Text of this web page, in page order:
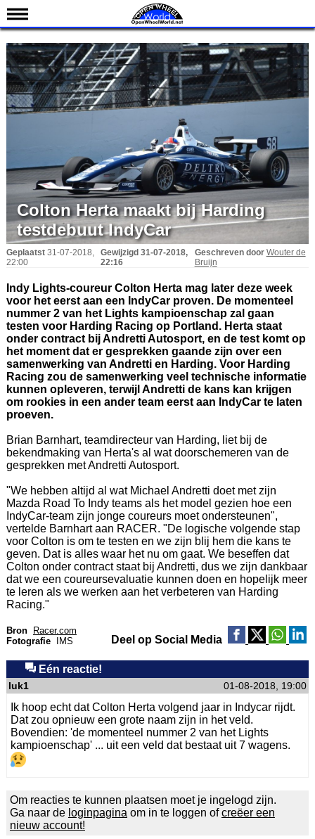
Nieuws
Kalender
Uitslagen
Standen
IndyCar 101
Indy 500
English
Colton Herta maakt bij Harding
testdebuut IndyCar
Geplaatst 31-07-2018,
22:00
Gewijzigd 31-07-2018,
22:16
Geschreven door Wouter de
Bruijn
Indy Lights-coureur Colton Herta mag later deze week
voor het eerst aan een IndyCar proven. De momenteel
nummer 2 van het Lights kampioenschap zal gaan
testen voor Harding Racing op Portland. Herta staat
onder contract bij Andretti Autosport, en de test komt op
het moment dat er gesprekken gaande zijn over een
samenwerking van Andretti en Harding. Voor Harding
Racing zou de samenwerking veel technische informatie
kunnen opleveren, terwijl Andretti de kans kan krijgen
om rookies in een ander team eerst aan IndyCar te laten
proeven.
Brian Barnhart, teamdirecteur van Harding, liet bij de
bekendmaking van Herta's al wat doorschemeren van de
gesprekken met Andretti Autosport.
"We hebben altijd al wat Michael Andretti doet met zijn
Mazda Road To Indy teams als het model gezien hoe een
IndyCar-team zijn jonge coureurs moet ondersteunen",
vertelde Barnhart aan RACER. "De logische volgende stap
voor Colton is om te testen en we zijn blij hem die kans te
geven. Dat is alles waar het nu om gaat. We beseffen dat
Colton onder contract staat bij Andretti, dus we zijn dankbaar
dat we een coureursevaluatie kunnen doen en hopelijk meer
te leren als we werken aan het verbeteren van Harding
Racing."
Bron
Racer.com
Fotografie
IMS Deel op Social Media
Eén reactie!
luk1 01-08-2018, 19:00
Ik hoop echt dat Colton Herta volgend jaar in Indycar rijdt.
Dat zou opnieuw een grote naam zijn in het veld.
Bovendien: 'de momenteel nummer 2 van het Lights
kampioenschap' ... uit een veld dat bestaat uit 7 wagens.
Om reacties te kunnen plaatsen moet je ingelogd zijn.
Ga naar de loginpagina om in te loggen ofcreëer een
nieuw account!